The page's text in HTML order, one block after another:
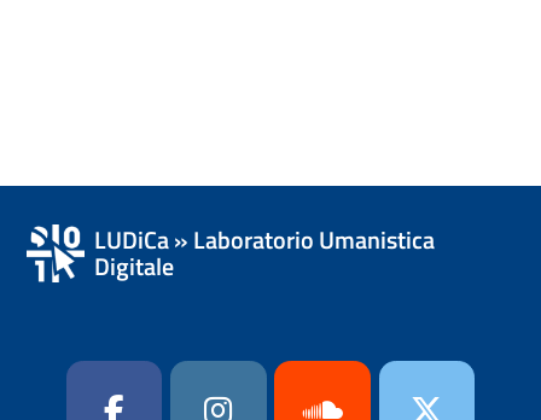
LUDiCa » Laboratorio Umanistica
Digitale